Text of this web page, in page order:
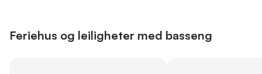
Feriehus og leiligheter med basseng